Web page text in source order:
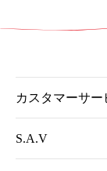
カスタマーサー
S.A.V